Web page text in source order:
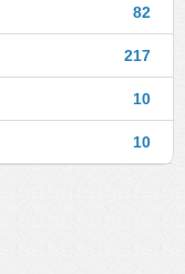
82
217
10
10